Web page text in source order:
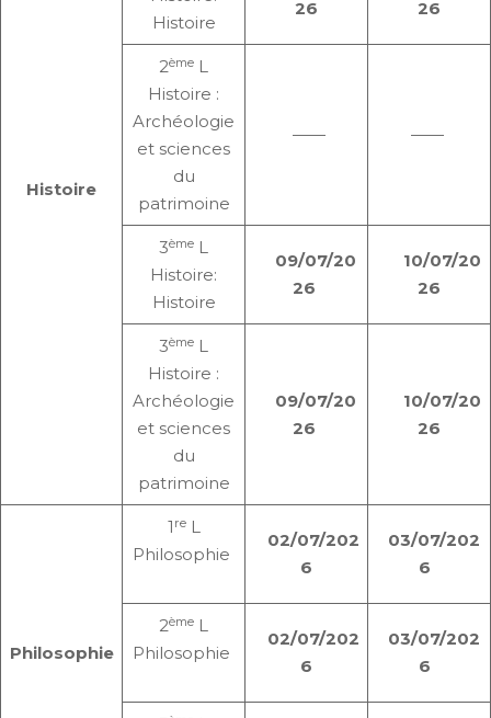
Histoire
Histoire
26 26
2ème L
Histoire :
Archéologie
et sciences
du
patrimoine
—— ——
3ème L
Histoire:
Histoire
09/07/20
26
10/07/20
26
3ème L
Histoire :
Archéologie
et sciences
du
patrimoine
09/07/20
26
10/07/20
26
Philosophie
1 reL
Philosophie
02/07/202
6
03/07/202
6
2ème L
Philosophie
02/07/202
6
03/07/202
6